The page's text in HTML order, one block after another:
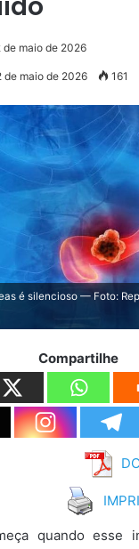
de maio de 2026
de maio de 2026 161
é silencioso — Foto:
Compartilhe
quando esse